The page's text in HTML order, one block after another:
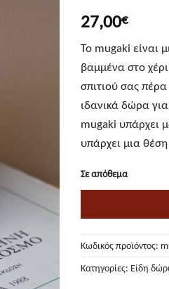
27,00€
Το mugaki είναι
βαμμένα στο
σπιτιού σας
ιδανικά δώρα
mugaki υπάρχει
υπάρχει μια
Σε απόθεμα
Κωδικός προϊόντος:
Κατηγορίες: Είδη